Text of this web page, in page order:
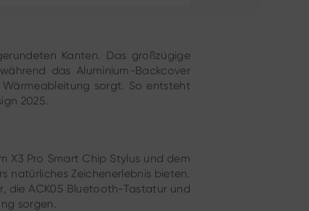
Kanten. Das großzügige
das Aluminium-Backcover
sorgt. So entsteht
2025.
X3 Pro Smart Chip Stylus und dem
natürliches Zeichenerlebnis bieten.
die ACK05 Bluetooth-Tastatur und
sorgen.